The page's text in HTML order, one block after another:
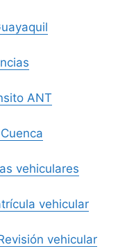
ANT
vehiculares
vehicular
vehicular